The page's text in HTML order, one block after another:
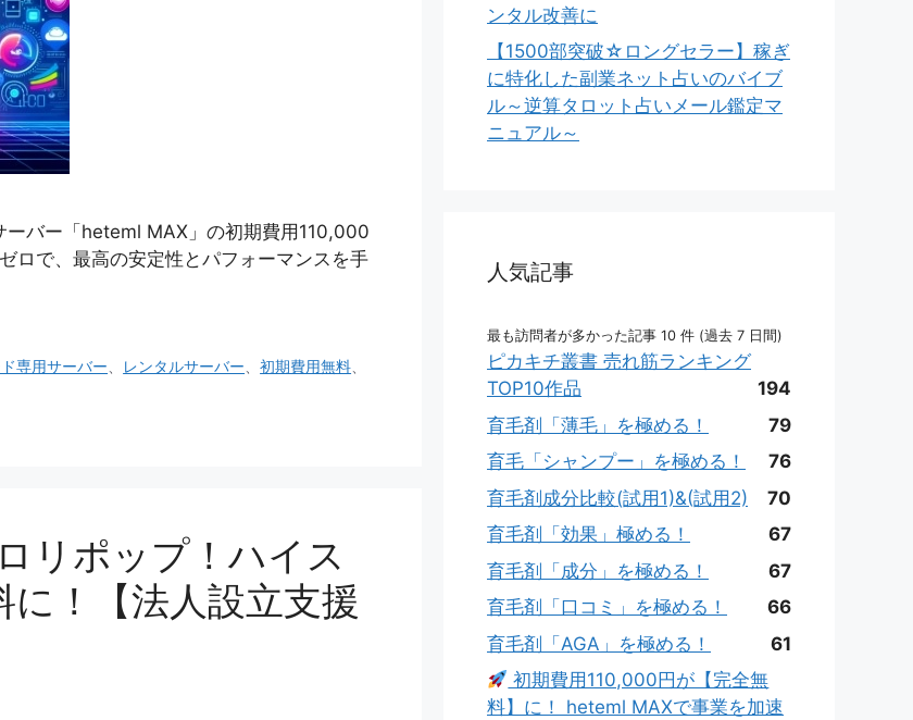
バー「heteml MAX」の初期費用110,000
ロで、最高の安定性とパフォーマンスを手
専用サーバー レンタルサーバー 、初期費用無料
リポップ！ハイス
に！【法人設立支援
ンタル改善に
【1500部突破☆ロングセラー】稼ぎ
に特化した副業ネット占いのバイブ
ル～逆算タロット占いメール鑑定マ
ニュアル～
人気記事
最も訪問者が多かった記事 10 件 (過去 7 日間)
ピカキチ叢書 売れ筋ランキング
TOP10作品
194
育毛剤「薄毛」を極める！
79
育毛「シャンプー」を極める！
76
育毛剤成分比較(試用1)&(試用2)
70
育毛剤「効果」極める！
67
育毛剤「成分」を極める！
67
育毛剤「口コミ」を極める！
66
育毛剤「AGA」を極める！
61
初期費用110,000円が【完全無
料】に！ heteml MAXで事業を加速